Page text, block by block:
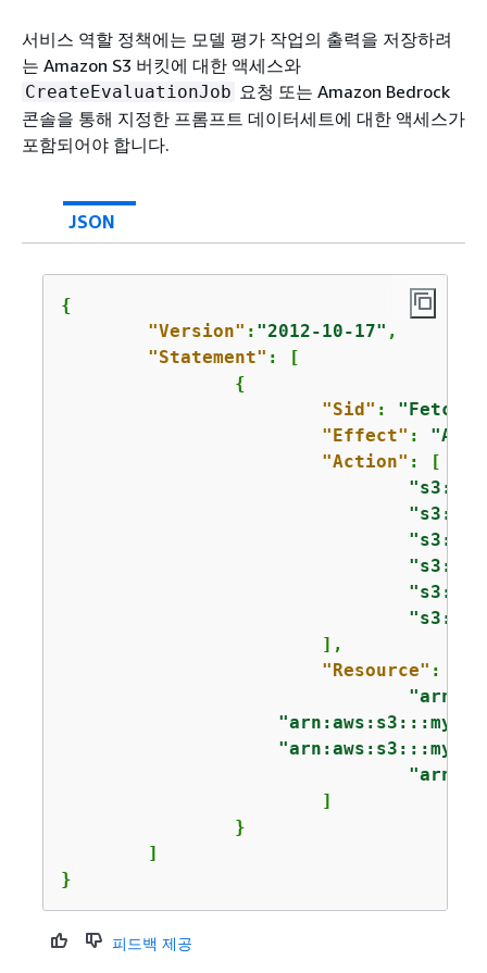
서비스 역할 정책에는 모델 평가 작업의 출력을 저장하려
는 Amazon S3 버킷에 대한 액세스와
CreateEvaluationJob 요청 또는 Amazon Bedrock
콘솔을 통해 지정한 프롬프트 데이터세트에 대한 액세스가
포함되어야 합니다.
JSON
{
"Version" : "2012-10-17" ,
"Statement" : [
{
"Sid" :
"Effect" :
"Action" : [
"Resource" : [
}
피드백 제공